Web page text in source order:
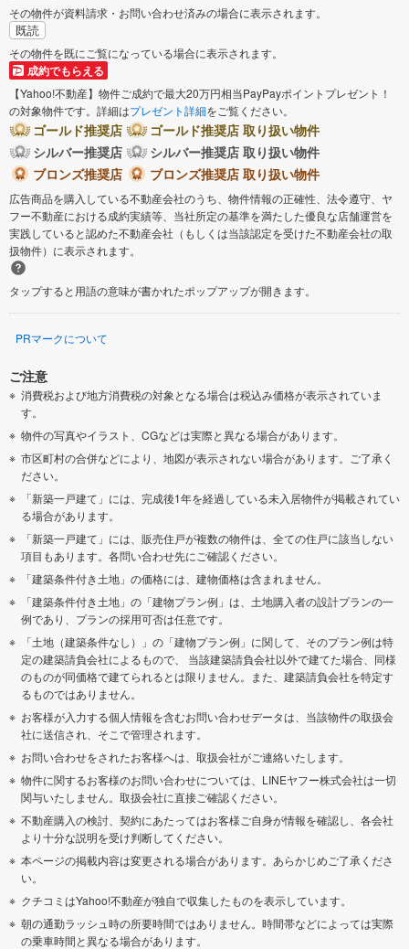
その物件が資料請求・お問い合わせ済みの場合に表示されます。
既読
その物件を既にご覧になっている場合に表示されます。
成約でもらえる
【Yahoo!不動産】物件ご成約で最大20万円相当PayPayポイントプレゼント！
の対象物件です。詳細はプレゼント詳細をご覧ください。
ゴールド推奨店
ゴールド推奨店 取り扱い物件
シルバー推奨店
シルバー推奨店 取り扱い物件
ブロンズ推奨店
ブロンズ推奨店 取り扱い物件
広告商品を購入している不動産会社のうち、物件情報の正確性、法令遵守、ヤ
フー不動産における成約実績等、当社所定の基準を満たした優良な店舗運営を
実践していると認めた不動産会社（もしくは当該認定を受けた不動産会社の取
扱物件）に表示されます。
タップすると用語の意味が書かれたポップアップが開きます。
PRマークについて
ご注意
消費税および地方消費税の対象となる場合は税込み価格が表示されていま
す。
物件の写真やイラスト、CGなどは実際と異なる場合があります。
市区町村の合併などにより、地図が表示されない場合があります。ご了承く
ださい。
「新築一戸建て」には、完成後1年を経過している未入居物件が掲載されてい
る場合があります。
「新築一戸建て」には、販売住戸が複数の物件は、全ての住戸に該当しない
項目もあります。各問い合わせ先にご確認ください。
「建築条件付き土地」の価格には、建物価格は含まれません。
「建築条件付き土地」の「建物プラン例」は、土地購入者の設計プランの一
例であり、プランの採用可否は任意です。
「土地（建築条件なし）」の「建物プラン例」に関して、そのプラン例は特
定の建築請負会社によるもので、 当該建築請負会社以外で建てた場合、同様
のものが同価格で建てられるとは限りません。また、建築請負会社を特定す
るものではありません。
お客様が入力する個人情報を含むお問い合わせデータは、当該物件の取扱会
社に送信され、そこで管理されます。
お問い合わせをされたお客様へは、取扱会社がご連絡いたします。
物件に関するお客様のお問い合わせについては、LINEヤフー株式会社は一切
関与いたしません。取扱会社に直接ご確認ください。
不動産購入の検討、契約にあたってはお客様ご自身が情報を確認し、各会社
より十分な説明を受け判断してください。
本ページの掲載内容は変更される場合があります。あらかじめご了承くださ
い。
クチコミはYahoo!不動産が独自で収集したものを表示しています。
朝の通勤ラッシュ時の所要時間ではありません。時間帯などによっては実際
の乗車時間と異なる場合があります。